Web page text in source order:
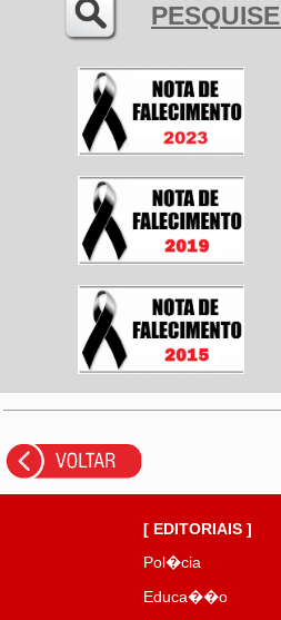
PESQUISE
[ EDITORIAIS ]
Pol�cia
Educa��o